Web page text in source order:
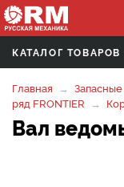
КАТАЛОГ ТОВАРОВ
Главная Запасные
ряд FRONTIER
Вал